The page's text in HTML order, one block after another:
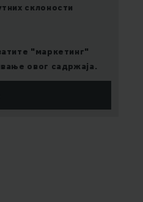
склоности
"маркетинг"
овог садржаја.